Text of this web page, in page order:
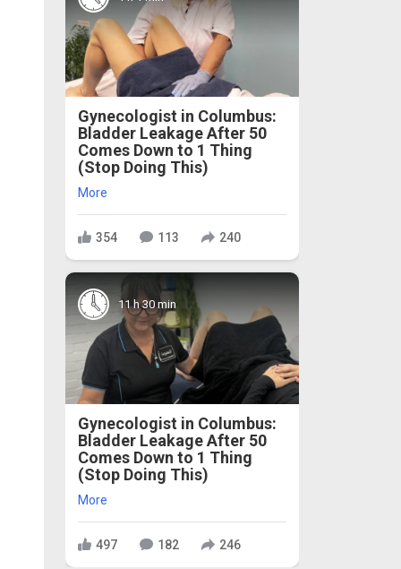
Gynecologist in Columbus:
Bladder Leakage After 50
Comes Down to 1 Thing
(Stop Doing This)
More
354 113 240
11 h 30 min
Gynecologist in Columbus:
Bladder Leakage After 50
Comes Down to 1 Thing
(Stop Doing This)
More
497 182 246